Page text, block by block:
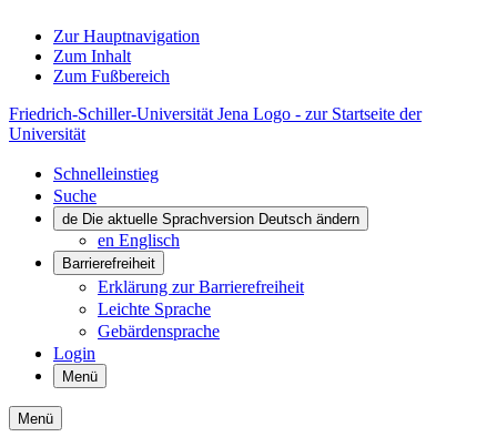
Zur Hauptnavigation
Zum Inhalt
Zum Fußbereich
Friedrich-Schiller-Universität Jena Logo - zur Startseite der
Universität
Schnelleinstieg
Suche
de Die aktuelle Sprachversion Deutsch ändern
en Englisch
Barrierefreiheit
Erklärung zur Barrierefreiheit
Leichte Sprache
Gebärdensprache
Login
Menü
Menü